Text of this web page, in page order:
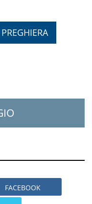
FACEBOOK